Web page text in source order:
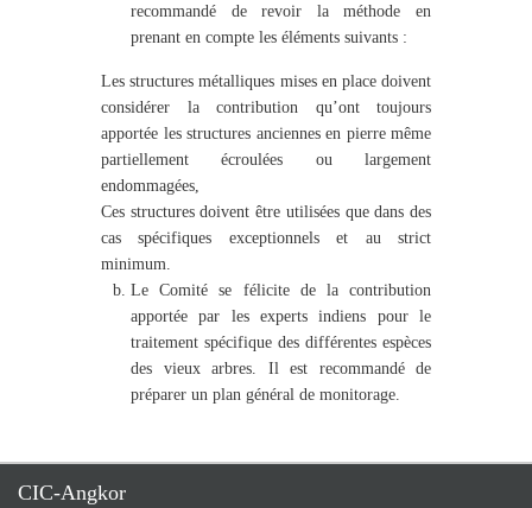
recommandé de revoir la méthode en
prenant en compte les éléments suivants :
Les structures métalliques mises en place doivent
considérer la contribution qu’ont toujours
apportée les structures anciennes en pierre même
partiellement écroulées ou largement
endommagées,
Ces structures doivent être utilisées que dans des
cas spécifiques exceptionnels et au strict
minimum.
Le Comité se félicite de la contribution
apportée par les experts indiens pour le
traitement spécifique des différentes espèces
des vieux arbres. Il est recommandé de
préparer un plan général de monitorage.
CIC-Angkor